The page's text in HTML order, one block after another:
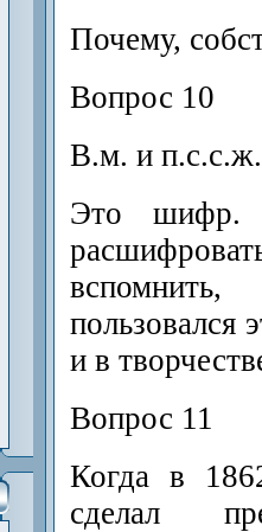
Почему,
Вопрос 10
В.м. и
Это
и в
Вопрос 11
Когда в
сделал